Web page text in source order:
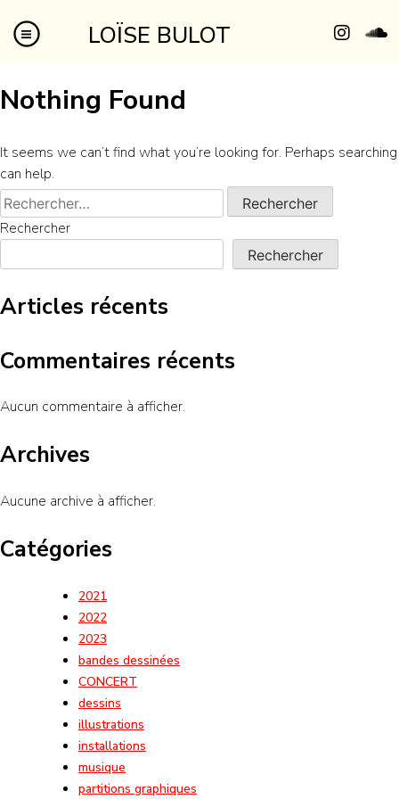
LOÏSE BULOT
Nothing Found
It seems we can’t find what you’re looking for. Perhaps searching
can help.
Rechercher
Rechercher
Articles récents
Commentaires récents
Aucun commentaire à afficher.
Archives
Aucune archive à afficher.
Catégories
2021
2022
2023
bandes dessinées
CONCERT
dessins
illustrations
installations
musique
partitions graphiques